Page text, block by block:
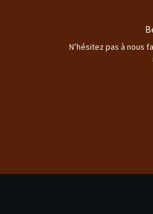
N’hésitez pas à nous